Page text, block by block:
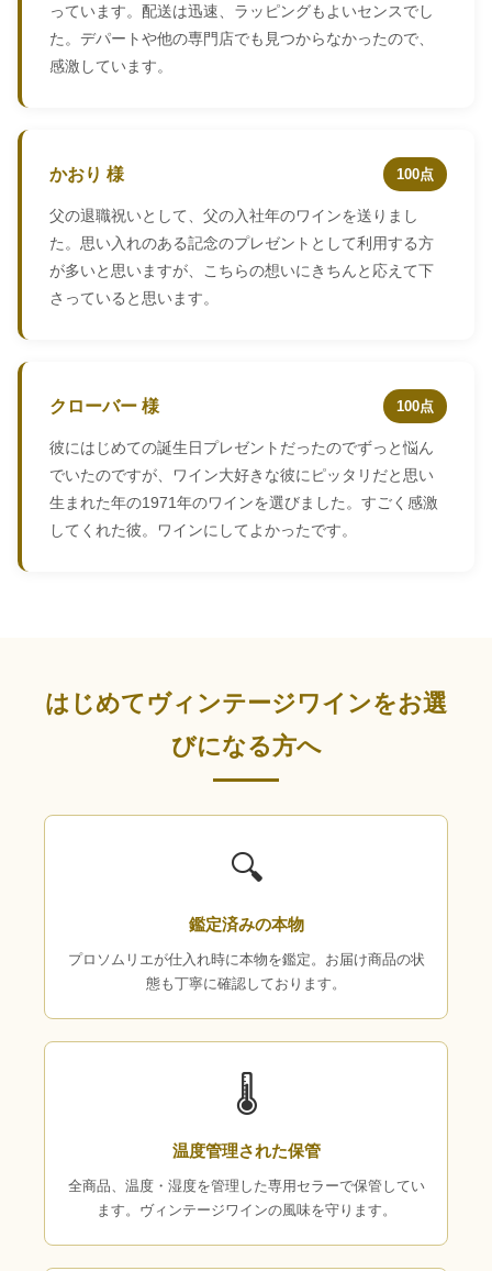
っています。配送は迅速、ラッピングもよいセンスでし
た。デパートや他の専門店でも見つからなかったので、
感激しています。
かおり 様 100点
父の退職祝いとして、父の入社年のワインを送りまし
た。思い入れのある記念のプレゼントとして利用する方
が多いと思いますが、こちらの想いにきちんと応えて下
さっていると思います。
クローバー 様 100点
彼にはじめての誕生日プレゼントだったのでずっと悩ん
でいたのですが、ワイン大好きな彼にピッタリだと思い
生まれた年の1971年のワインを選びました。すごく感激
してくれた彼。ワインにしてよかったです。
はじめてヴィンテージワインをお選
びになる方へ
🔍
鑑定済みの本物
プロソムリエが仕入れ時に本物を鑑定。お届け商品の状
態も丁寧に確認しております。
🌡
温度管理された保管
全商品、温度・湿度を管理した専用セラーで保管してい
ます。ヴィンテージワインの風味を守ります。